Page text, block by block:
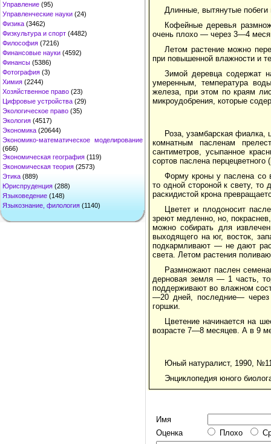
Управление (95)
Управленческие науки (24)
Физика (3462)
Физкультура и спорт (4482)
Философия (7216)
Финансовые науки (4592)
Финансы (5386)
Фотография (3)
Химия (2244)
Хозяйственное право (23)
Цифровые устройства (29)
Экологическое право (35)
Экология (4517)
Экономика (20644)
Экономико-математическое моделирование
(666)
Экономическая география (119)
Экономическая теория (2573)
Этика (889)
Юриспруденция (288)
Языковедение (148)
Языкознание, филология (1140)
Длинные, вытянутые
Кофейные деревья
очень плохо — через 3—4
Летом растение можно
при повышенной влажности и
Зимой деревца содержат
умеренным, температура
железа, при этом по краям
микроудобрения, которые
Роза, узамбарская
комнатным пасленам
сантиметров, усыпанное
сортов паслена
Форму кроны у паслена со
то одной стороной к свету, то
раскидистой крона
Цветет и плодоносит
зреют медленно, но,
можно собирать для
выходящего на юг, восток,
подкармливают — не дают
света. Летом растения
Размножают паслен
дерновая земля — 1 часть,
поддерживают во влажном
—20 дней, последние—
горшки.
Цветение начинается на
возрасте 7—8 месяцев. А в 9
Юный натуралист, 1990,
Энциклопедия юного
Имя
Оценка
Плохо